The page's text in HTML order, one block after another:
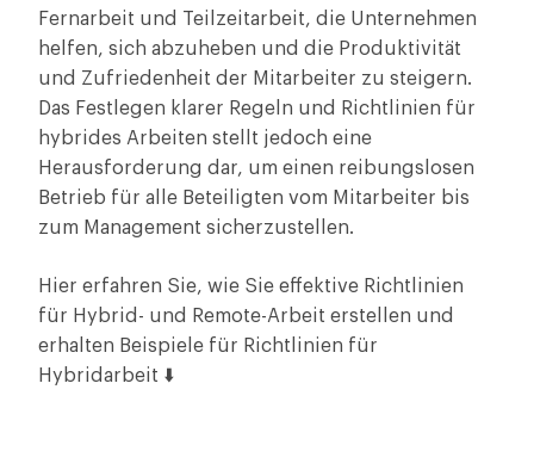
Fernarbeit und Teilzeitarbeit, die Unternehmen
helfen, sich abzuheben und die Produktivität
und Zufriedenheit der Mitarbeiter zu steigern.
Das Festlegen klarer Regeln und Richtlinien für
hybrides Arbeiten stellt jedoch eine
Herausforderung dar, um einen reibungslosen
Betrieb für alle Beteiligten vom Mitarbeiter bis
zum Management sicherzustellen.
Hier erfahren Sie, wie Sie effektive Richtlinien
für Hybrid- und Remote-Arbeit erstellen und
erhalten Beispiele für Richtlinien für
Hybridarbeit ⬇️